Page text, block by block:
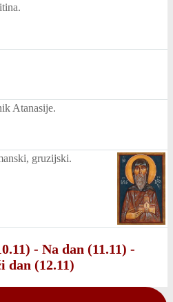
Atanasije.
gruzijski.
- Na dan (11.11) -
dan (12.11)